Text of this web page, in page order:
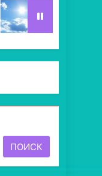
Христианский сказ.
23 Часа Спустя
ПОИСК